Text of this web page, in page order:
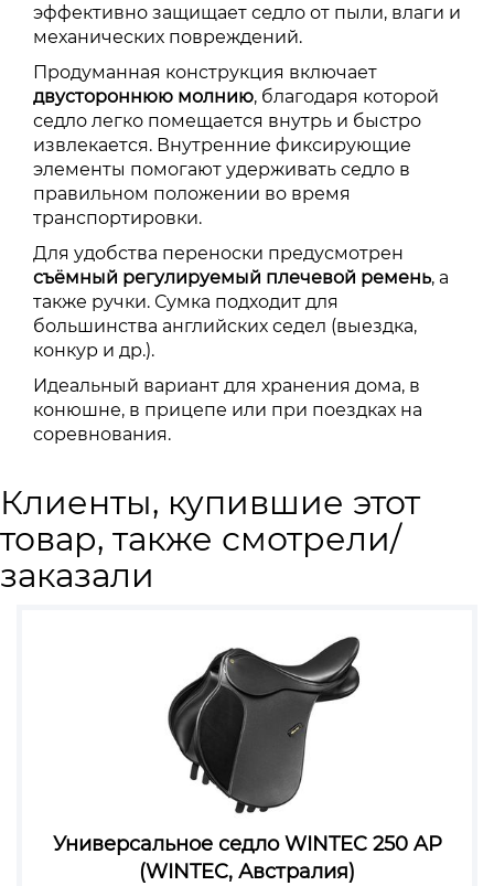
эффективно защищает седло от пыли, влаги и
механических повреждений.
Продуманная конструкция включает
двустороннюю молнию, благодаря которой
седло легко помещается внутрь и быстро
извлекается. Внутренние фиксирующие
элементы помогают удерживать седло в
правильном положении во время
транспортировки.
Для удобства переноски предусмотрен
съёмный регулируемый плечевой ремень, а
также ручки. Сумка подходит для
большинства английских седел (выездка,
конкур и др.).
Идеальный вариант для хранения дома, в
конюшне, в прицепе или при поездках на
соревнования.
Клиенты, купившие этот
товар, также смотрели/
заказали
Универсальное седло WINTEC 250 AP
(WINTEC, Австралия)